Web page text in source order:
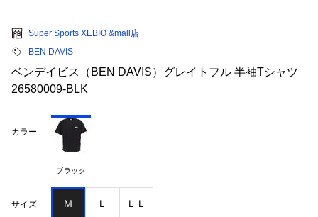
Super Sports XEBIO &mall店
BEN DAVIS
ベンデイビス（BEN DAVIS）グレイトフル 半袖Tシャツ
26580009-BLK
カラー
ブラック
サイズ Ｍ Ｌ ＬＬ